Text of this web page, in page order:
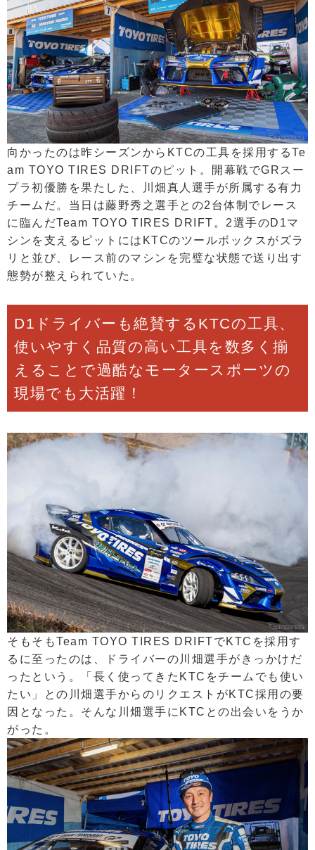
向かったのは昨シーズンからKTCの工具を採用するTe
am TOYO TIRES DRIFTのピット。開幕戦でGRスー
プラ初優勝を果たした、川畑真人選手が所属する有力
チームだ。当日は藤野秀之選手との2台体制でレース
に臨んだTeam TOYO TIRES DRIFT。2選手のD1マ
シンを支えるピットにはKTCのツールボックスがズラ
リと並び、レース前のマシンを完璧な状態で送り出す
態勢が整えられていた。
D1ドライバーも絶賛するKTCの工具、
使いやすく品質の高い工具を数多く揃
えることで過酷なモータースポーツの
現場でも大活躍！
そもそもTeam TOYO TIRES DRIFTでKTCを採用す
るに至ったのは、ドライバーの川畑選手がきっかけだ
ったという。「長く使ってきたKTCをチームでも使い
たい」との川畑選手からのリクエストがKTC採用の要
因となった。そんな川畑選手にKTCとの出会いをうか
がった。